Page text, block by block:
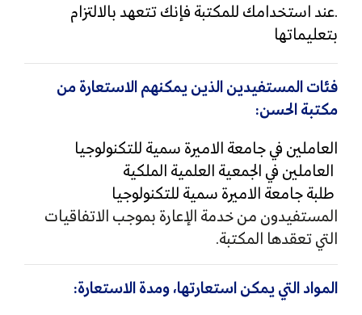
.عند استخدامك للمكتبة فإنك تتعهد بالالتزام
بتعليماتها
فئات المستفيدين الذين يمكنهم الاستعارة من
مكتبة الحسن:
العاملين في جامعة الاميرة سمية للتكنولوجيا
العاملين في الجمعية العلمية الملكية
طلبة جامعة الاميرة سمية للتكنولوجيا
المستفيدون من خدمة الإعارة بموجب الاتفاقيات
التي تعقدها المكتبة.
المواد التي يمكن استعارتها، ومدة الاستعارة: